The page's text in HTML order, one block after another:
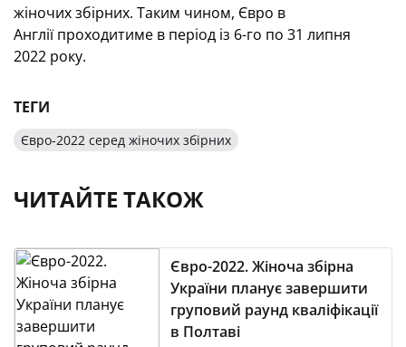
жіночих збірних. Таким чином, Євро в
Англії проходитиме в період із 6-го по 31 липня
2022 року.
ТЕГИ
Євро-2022 серед жіночих збірних
ЧИТАЙТЕ ТАКОЖ
Євро-2022. Жіноча збірна
України планує завершити
груповий раунд кваліфікації
в Полтаві